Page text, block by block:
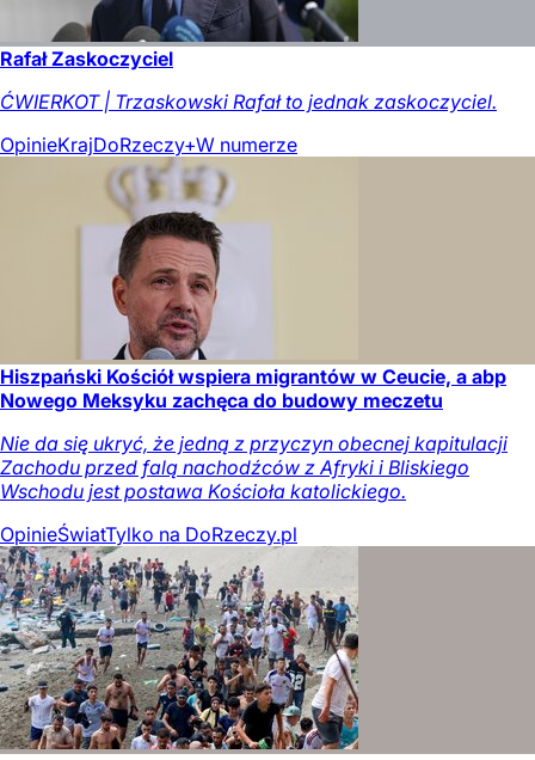
Rafał Zaskoczyciel
ĆWIERKOT | Trzaskowski Rafał to jednak zaskoczyciel.
OpinieKrajDoRzeczy+W numerze
Hiszpański Kościół wspiera migrantów w Ceucie, a abp
Nowego Meksyku zachęca do budowy meczetu
Nie da się ukryć, że jedną z przyczyn obecnej kapitulacji
Zachodu przed falą nachodźców z Afryki i Bliskiego
Wschodu jest postawa Kościoła katolickiego.
OpinieŚwiatTylko na DoRzeczy.pl